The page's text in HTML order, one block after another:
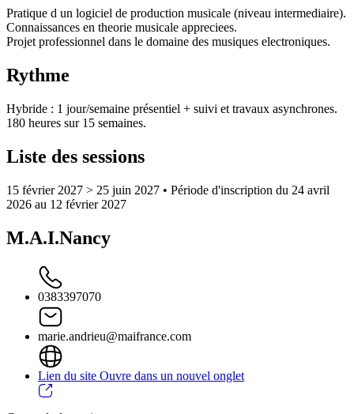
Pratique d un logiciel de production musicale (niveau intermediaire).
Connaissances en theorie musicale appreciees.
Projet professionnel dans le domaine des musiques electroniques.
Rythme
Hybride : 1 jour/semaine présentiel + suivi et travaux asynchrones.
180 heures sur 15 semaines.
Liste des sessions
15 février 2027 > 25 juin 2027 • Période d'inscription du 24 avril
2026 au 12 février 2027
M.A.I.Nancy
0383397070
marie.andrieu@maifrance.com
Lien du site Ouvre dans un nouvel onglet